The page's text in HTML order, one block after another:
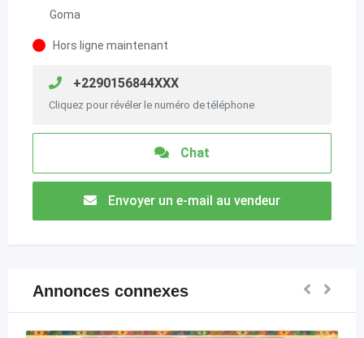
Goma
Hors ligne maintenant
+2290156844XXX
Cliquez pour révéler le numéro de téléphone
Chat
Envoyer un e-mail au vendeur
Annonces connexes